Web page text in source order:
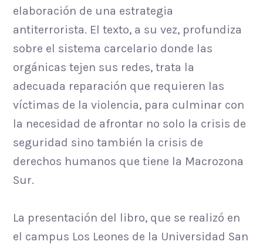
elaboración de una estrategia
antiterrorista. El texto, a su vez, profundiza
sobre el sistema carcelario donde las
orgánicas tejen sus redes, trata la
adecuada reparación que requieren las
víctimas de la violencia, para culminar con
la necesidad de afrontar no solo la crisis de
seguridad sino también la crisis de
derechos humanos que tiene la Macrozona
Sur.
La presentación del libro, que se realizó en
el campus Los Leones de la Universidad San